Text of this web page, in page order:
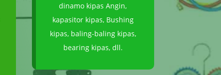
dinamo kipas Angin,
kapasitor kipas, Bushing
kipas, baling-baling kipas,
bearing kipas, dll.